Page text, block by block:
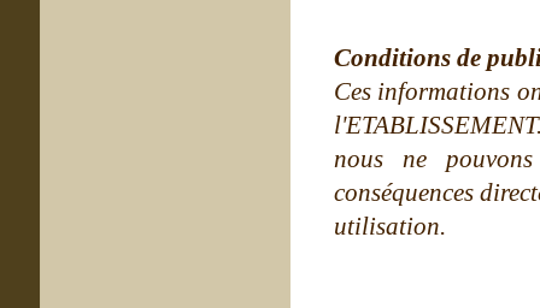
Conditions de
Ces informations
nous ne
conséquences
utilisation.